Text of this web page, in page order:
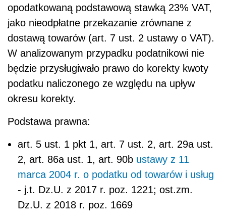
opodatkowaną podstawową stawką 23% VAT,
jako nieodpłatne przekazanie zrównane z
dostawą towarów (art. 7 ust. 2 ustawy o VAT).
W analizowanym przypadku podatnikowi nie
będzie przysługiwało prawo do korekty kwoty
podatku naliczonego ze względu na upływ
okresu korekty.
Podstawa prawna:
art. 5 ust. 1 pkt 1, art. 7 ust. 2, art. 29a ust.
2, art. 86a ust. 1, art. 90b ustawy z 11
marca 2004 r. o podatku od towarów i usług
- j.t. Dz.U. z 2017 r. poz. 1221; ost.zm.
Dz.U. z 2018 r. poz. 1669